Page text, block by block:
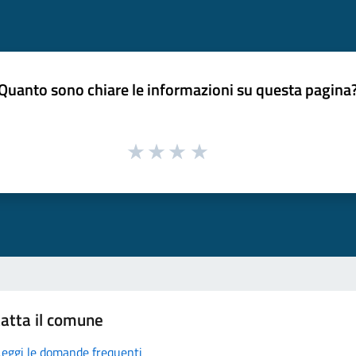
sono chiare le informazioni su questa
il comune
le domande frequenti